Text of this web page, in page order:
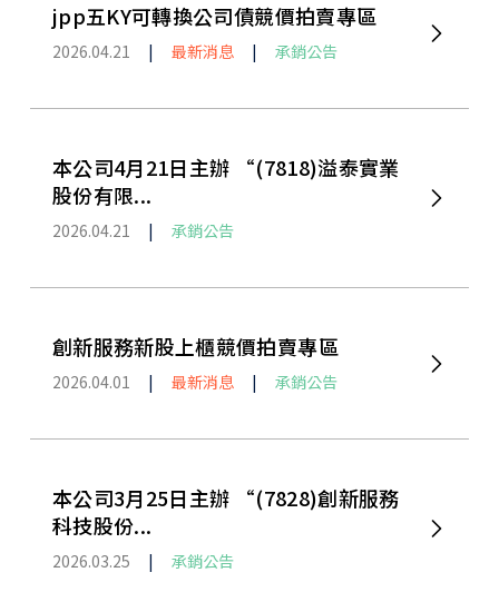
jpp五KY可轉換公司債競價拍賣專區
2026.04.21 | 最新消息 | 承銷公告
本公司4月21日主辦 “(7818)溢泰實業
股份有限...
2026.04.21 | 承銷公告
創新服務新股上櫃競價拍賣專區
2026.04.01 | 最新消息 | 承銷公告
本公司3月25日主辦 “(7828)創新服務
科技股份...
2026.03.25 | 承銷公告